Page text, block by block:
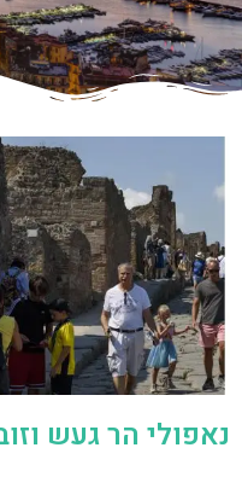
נאפולי הר געש